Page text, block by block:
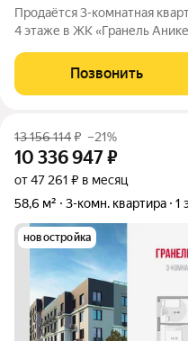
Продаётся 3-комнатная
4 этаже в ЖК «Гранель
окна во двор. Проект
районе Подмосковья
Позвонить
13 156 114₽ –21%
10 336 947₽
от 47 261 ₽ в месяц
58,6 м²
3-комн. квартира 1
новостройка